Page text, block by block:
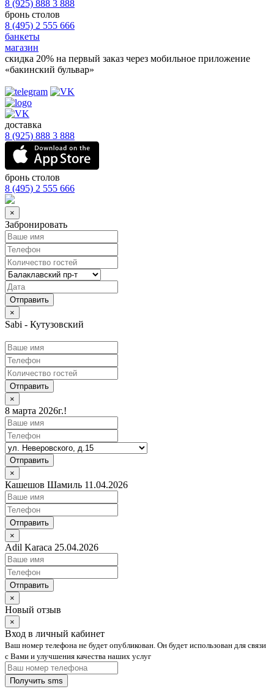
8 (925) 888 3 888
бронь столов
8 (495) 2 555 666
банкеты
магазин
скидка 20% на первый заказ через мобильное приложение
«бакинский бульвар»
доставка
8 (925) 888 3 888
бронь столов
8 (495) 2 555 666
×
Забронировать
×
Sabi - Кутузовский
Отправить
×
8 марта 2026г.!
Отправить
×
Кашешов Шамиль 11.04.2026
Отправить
×
Adil Karaca 25.04.2026
Отправить
×
Новый отзыв
×
Вход в личный кабинет
Ваш номер телефона не будет опубликован. Он будет использован для связи
с Вами и улучшения качества наших услуг